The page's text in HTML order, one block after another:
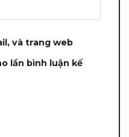
và trang web
lần bình luận kế